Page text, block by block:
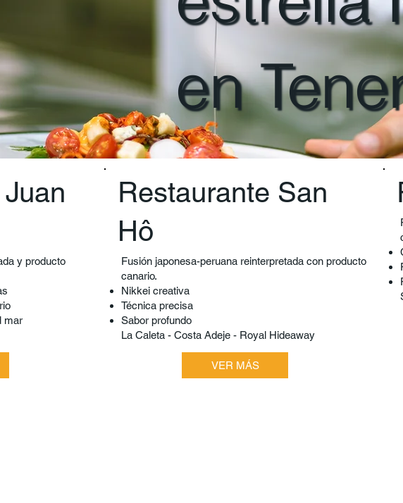
en
y producto
mar
Restaurante San
Hô
Fusión japonesa-peruana reinterpretada con producto
canario.
Nikkei creativa
Técnica precisa
Sabor profundo
La Caleta - Costa Adeje - Royal Hideaway
VER MÁS